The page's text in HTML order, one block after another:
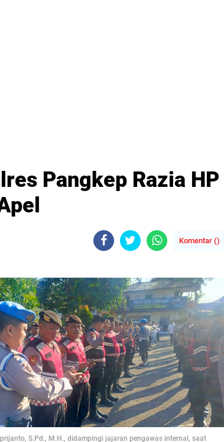
Pangkep Razia HP
Komentar ()
S.Pd., M.H., didampingi jajaran pengawas internal, saat